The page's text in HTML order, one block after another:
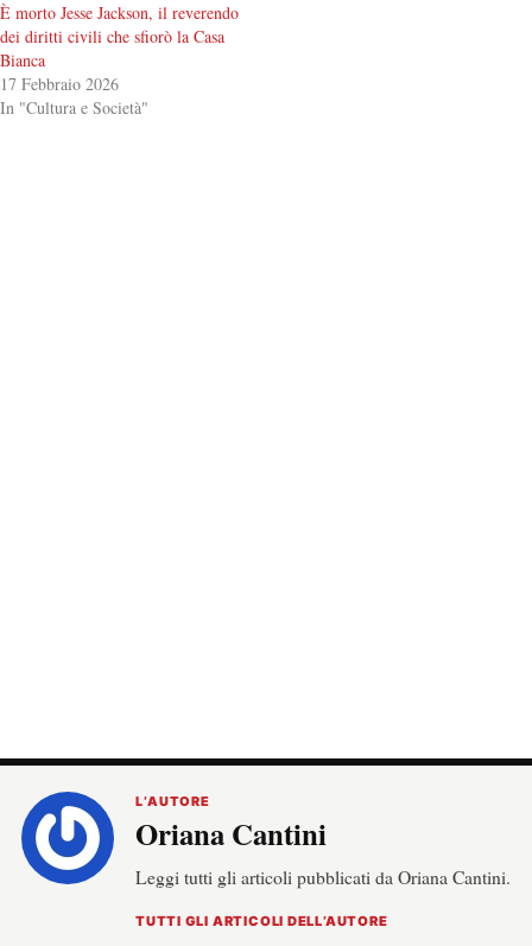
È morto Jesse Jackson, il reverendo
dei diritti civili che sfiorò la Casa
Bianca
17 Febbraio 2026
In "Cultura e Società"
L’AUTORE
Oriana Cantini
Leggi tutti gli articoli pubblicati da Oriana Cantini.
TUTTI GLI ARTICOLI DELL’AUTORE